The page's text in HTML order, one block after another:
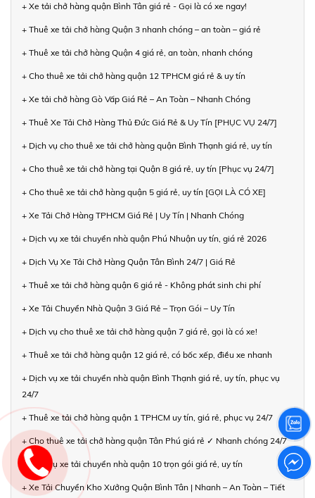
+ Xe tải chở hàng quận Bình Tân giá rẻ - Gọi là có xe ngay!
+ Thuê xe tải chở hàng Quận 3 nhanh chóng – an toàn – giá rẻ
+ Thuê xe tải chở hàng Quận 4 giá rẻ, an toàn, nhanh chóng
+ Cho thuê xe tải chở hàng quận 12 TPHCM giá rẻ & uy tín
+ Xe tải chở hàng Gò Vấp Giá Rẻ – An Toàn – Nhanh Chóng
+ Thuê Xe Tải Chở Hàng Thủ Đức Giá Rẻ & Uy Tín [PHỤC VỤ 24/7]
+ Dịch vụ cho thuê xe tải chở hàng quận Bình Thạnh giá rẻ, uy tín
+ Cho thuê xe tải chở hàng tại Quận 8 giá rẻ, uy tín [Phục vụ 24/7]
+ Cho thuê xe tải chở hàng quận 5 giá rẻ, uy tín [GỌI LÀ CÓ XE]
+ Xe Tải Chở Hàng TPHCM Giá Rẻ | Uy Tín | Nhanh Chóng
+ Dịch vụ xe tải chuyển nhà quận Phú Nhuận uy tín, giá rẻ 2026
+ Dịch Vụ Xe Tải Chở Hàng Quận Tân Bình 24/7 | Giá Rẻ
+ Thuê xe tải chở hàng quận 6 giá rẻ - Không phát sinh chi phí
+ Xe Tải Chuyển Nhà Quận 3 Giá Rẻ – Trọn Gói – Uy Tín
+ Dịch vụ cho thuê xe tải chở hàng quận 7 giá rẻ, gọi là có xe!
+ Thuê xe tải chở hàng quận 12 giá rẻ, có bốc xếp, điều xe nhanh
+ Dịch vụ xe tải chuyển nhà quận Bình Thạnh giá rẻ, uy tín, phục vụ
24/7
+ Thuê xe tải chở hàng quận 1 TPHCM uy tín, giá rẻ, phục vụ 24/7
+ Cho thuê xe tải chở hàng quận Tân Phú giá rẻ ✓ Nhanh chóng 24/7
+ Dịch vụ xe tải chuyển nhà quận 10 trọn gói giá rẻ, uy tín
+ Xe Tải Chuyển Kho Xưởng Quận Bình Tân | Nhanh – An Toàn – Tiết